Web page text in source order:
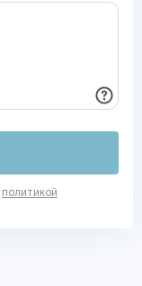
политикой